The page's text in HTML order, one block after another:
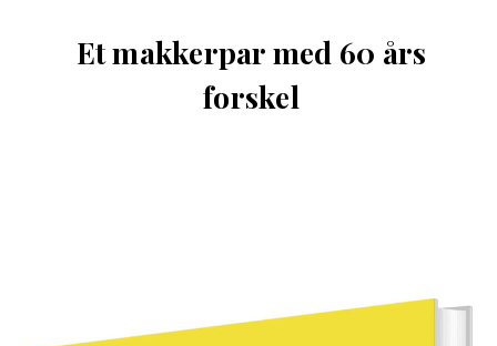
Et makkerpar med 60 års
forskel